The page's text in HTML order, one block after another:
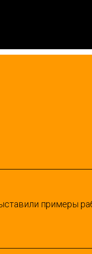
-
примеры